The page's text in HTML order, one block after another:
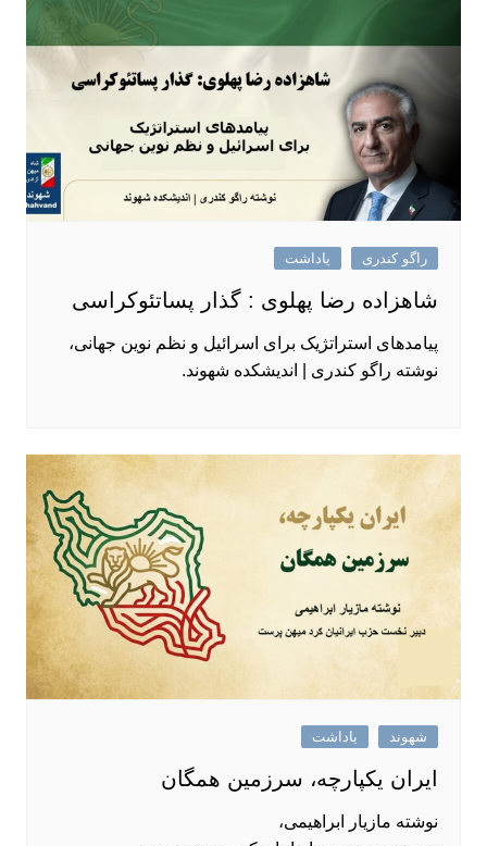
راگو کندری یاداشت
شاهزاده رضا پهلوی : گذار پساتئوکراسی
پیامدهای استراتژیک برای اسرائیل و نظم نوین جهانی،
نوشته راگو کندری | اندیشکده شهوند.
شهوند یاداشت
ایران یکپارچه، سرزمین همگان
نوشته مازیار ابراهیمی،